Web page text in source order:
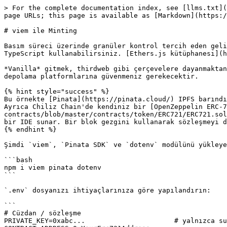
> For the complete documentation index, see [llms.txt](https://docs.chiliz.com/llms.txt). Markdown versions of documentation pages are available by appending `.md` to page URLs; this page is available as [Markdown](https://docs.chiliz.com/tr/gelistir/gelismis/nft-ile-calisma/viem-ile-minting.md).

# viem ile Minting

Basım süreci üzerinde granüler kontrol tercih eden geliştiriciler için, EVM tabanlı projeler için bir TypeScript arayüzü olan [viem](https://viem.sh/) ile vanilla TypeScript kullanabilirsiniz. [Ethers.js kütüphanesi](https://ethers.org/) de sağlam bir alternatiftir.

*Vanilla* gitmek, thirdweb gibi çerçevelere dayanmaktan biraz daha fazla çalışma gerektirir. Örneğin, kendi IPFS node'unuzu çalıştırmadığınız sürece ücretli olan NFT depolama platformlarına güvenmeniz gerekecektir.

{% hint style="success" %}
Bu örnekte [Pinata](https://pinata.cloud/) IPFS barındırma hizmeti olarak kullanılmaktadır.\
Ayrıca Chiliz Chain'de kendiniz bir [OpenZeppelin ERC-721 sözleşmesi](https://github.com/OpenZeppelin/openzeppelin-contracts/blob/master/contracts/token/ERC721/ERC721.sol) deploy etmeniz gerekecektir. [Remix IDE](https://remix.ethereum.org/) bunu yapabileceğiniz tarayıcı tabanlı bir IDE sunar. Bir blok gezgini kullanarak sözleşmeyi doğrulamayı unutmayın!
{% endhint %}

Şimdi `viem`, `Pinata SDK` ve `dotenv` modülünü yükleyelim:

```bash
npm i viem pinata dotenv
```

`.env` dosyanızı ihtiyaçlarınıza göre yapılandırın:

```
# Cüzdan / sözleşme
PRIVATE_KEY=0xabc...                      # yalnızca sunucu tarafında
CONTRACT_ADDRESS=0xYourErc721Address
RECIPIENT=0xRecipientOrLeaveEmpty         # isteğe bağlı; varsayılan olarak minter'a gönderilir

# Pinata
PINATA_JWT=eyJhbGciOi...                  # Pinata panosundan JWT
PINATA_GATEWAY=your-subdomain.mypinata.cloud

# Tek basım
IMAGE_PATH=./art/image.png
NAME=My Chiliz NFT
DESCRIPTION=Minted on Chiliz with viem

# Toplu basım
IMAGES_DIR=./art
NAME_PREFIX=My Chiliz NFT
BATCH_DESCRIPTION=Batch minted on Chiliz with viem
```

Şimdi koda dalalım.\
*İlham almak için kullanın, olduğu gibi kullanmayın!*

## Tek NFT Basımı

{% code overflow="wrap" lineNumbers="true" fullWidth="true" %}

```typescript
import 'dotenv/config';
import fs from 'fs';
import path from 'path';

import { createWalletClient, createPublicClient, http, parseEventLogs } from 'viem';
import { privateKeyToAccount } from 'viem/accounts';
import type { Address } from 'viem';
import { chiliz, spicy } from 'viem/chains';
import { PinataSDK } from 'pinata';

// Minimal ABI: safeMint(to, uri) + tokenURI + Transfer
const abi = [
  { type: 'function', name: 'safeMint', stateMutability: 'nonpayable',
    inputs: [{ name: 'to', type: 'address' }, { name: 'uri', type: 'string' }], outputs: [] },
  { type: 'function', name: 'tokenURI', stateMutability: 'view',
    inputs: [{ name: 'tokenId', type: 'uint256' }], outputs: [{ type: 'string' }] },
  { type: 'event', name: 'Transfer',
    inputs: [
      { name: 'from', type: 'address', indexed: true },
      { name: 'to', type: 'address', indexed: true },
      { name: 'tokenId', type: 'uint256', indexed: true },
    ]},
] as const;

function guessMime(p: string) {